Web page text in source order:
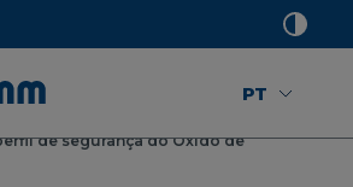
PT
de segurança do Óxido de